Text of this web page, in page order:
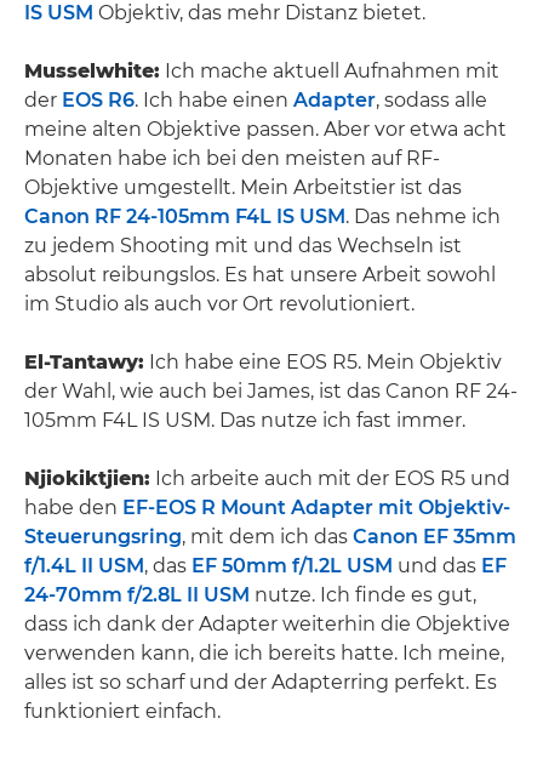
IS USM Objektiv, das mehr Distanz bietet.
Musselwhite: Ich mache aktuell Aufnahmen mit
der EOS R6. Ich habe einen Adapter, sodass alle
meine alten Objektive passen. Aber vor etwa acht
Monaten habe ich bei den meisten auf RF-
Objektive umgestellt. Mein Arbeitstier ist das
Canon RF 24-105mm F4L IS USM . Das nehme ich
zu jedem Shooting mit und das Wechseln ist
absolut reibungslos. Es hat unsere Arbeit sowohl
im Studio als auch vor Ort revolutioniert.
El-Tantawy: Ich habe eine EOS R5. Mein Objektiv
der Wahl, wie auch bei James, ist das Canon RF 24-
105mm F4L IS USM. Das nutze ich fast immer.
Njiokiktjien: Ich arbeite auch mit der EOS R5 und
habe den EF-EOS R Mount Adapter mit Objektiv-
Steuerungsring, mit dem ich das Canon EF 35mm
f/1.4L II USM , das EF 50mm f/1.2L USM und das EF
24-70mm f/2.8L II USM nutze. Ich finde es gut,
dass ich dank der Adapter weiterhin die Objektive
verwenden kann, die ich bereits hatte. Ich meine,
alles ist so scharf und der Adapterring perfekt. Es
funktioniert einfach.